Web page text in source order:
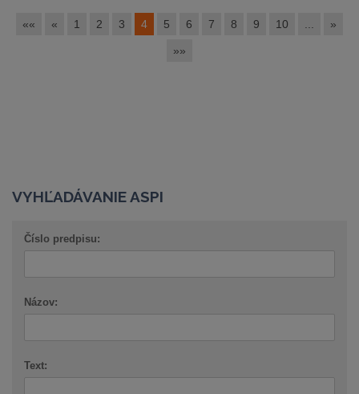
«« « 1 2 3 4 5 6 7 8 9 10 »
»»
VYHĽADÁVANIE ASPI
Číslo predpisu:
Názov:
Text: